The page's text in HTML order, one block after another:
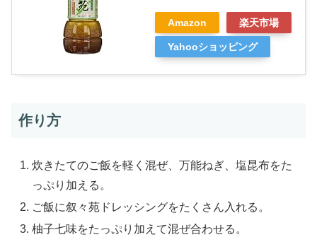
Amazon 楽天市場
Yahooショッピング
作り方
炊きたてのご飯を軽く混ぜ、万能ねぎ、塩昆布をた
っぷり加える。
ご飯に叙々苑ドレッシングをたくさん入れる。
柚子七味をたっぷり加えて混ぜ合わせる。